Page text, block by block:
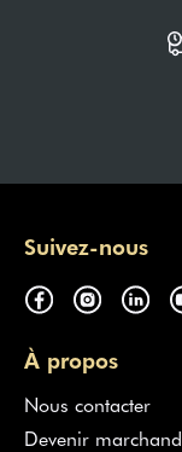
Suivez-nous
À propos
Nous contacter
Devenir marchand